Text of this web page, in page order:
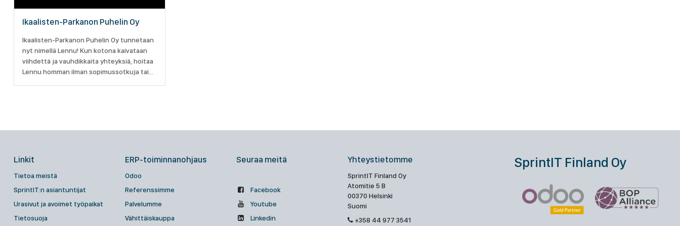
Ikaalisten-Parkanon Puhelin Oy
Ikaalisten-Parkanon Puhelin Oy tunnetaan
nyt nimellä Lennu! Kun kotona kaivataan
viihdettä ja vauhdikkaita yhteyksiä, hoitaa
Lennu homman ilman sopimussotkuja tai
Linkit
Tietoa meistä
SprintIT:n asiantuntijat
Urasivut ja avoimet työpaikat
Tietosuoja
ERP-toiminnanohjaus
Odoo
Referenssimme
Palvelumme
Vähittäiskauppa
Seuraa meitä
Facebook
Youtube
Linkedin
Yhteystietomme
SprintIT Finland Oy
Atomitie 5 B
00370 Helsinki
Suomi
+358 44 977 3541
SprintIT Finland Oy